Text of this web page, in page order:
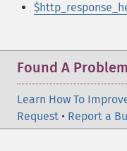
Found A
Learn How To
Request • Report a